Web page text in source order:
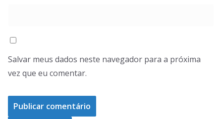
Salvar meus dados neste navegador para a próxima
vez que eu comentar.